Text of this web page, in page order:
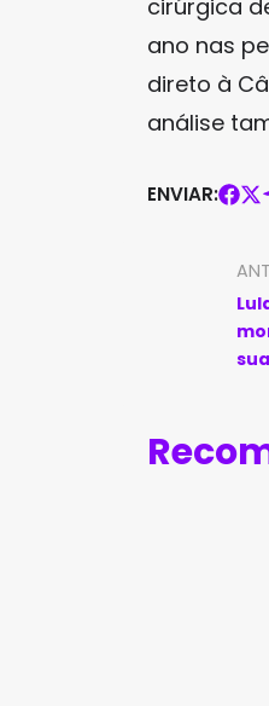
cirúrgica
ano nas
direto à
análise
ENVIAR: